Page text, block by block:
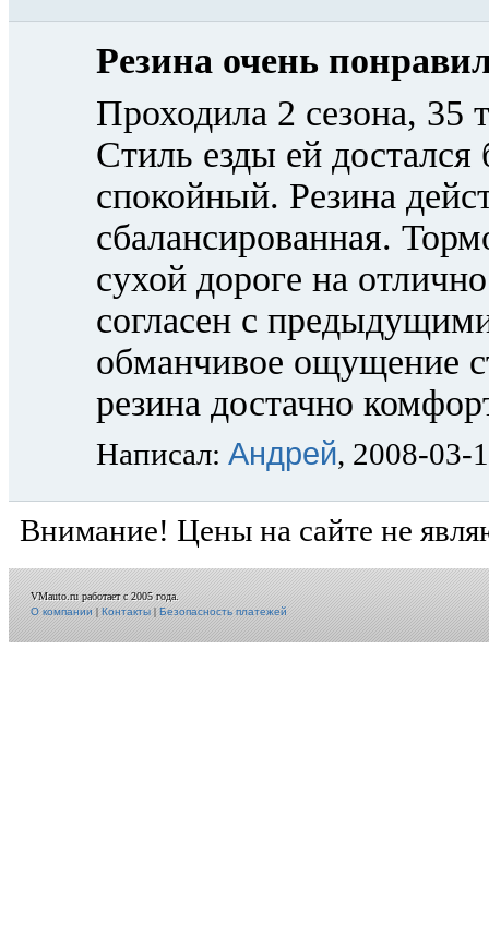
Резина очень
Проходила 2 сезона,
Стиль езды ей
спокойный. Резина
сбалансированная.
сухой дороге на
согласен с
обманчивое ощущение
резина достачно
Написал: Андрей, 2008-03-
Внимание! Цены на сайте не
VMauto.ru работает с 2005 года.
О компании|Контакты|Безопасность платежей